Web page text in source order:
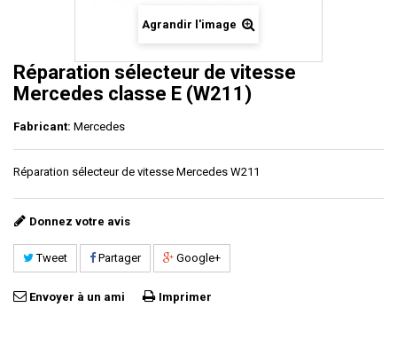
Agrandir l'image
Réparation sélecteur de vitesse
Mercedes classe E (W211)
Fabricant: Mercedes
Réparation sélecteur de vitesse Mercedes W211
Donnez votre avis
Tweet Partager Google+
Envoyer à un ami Imprimer